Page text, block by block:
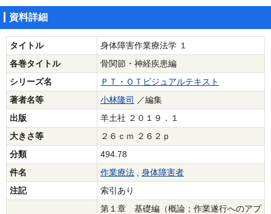
資料詳細
タイトル
身体障害作業療法学 １
各巻タイトル
骨関節・神経疾患編
シリーズ名
ＰＴ・ＯＴビジュアルテキスト
著者名等
小林隆司
／編集
出版
羊土社 ２０１９．１
大きさ等
２６ｃｍ ２６２ｐ
分類
494.78
件名
作業療法 , 身体障害者
注記
索引あり
第１章 基礎編（概論；作業遂行へのアプ